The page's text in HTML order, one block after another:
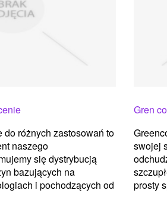
do różnych zastosowań to
naszego
się dystrybucją
bazujących na
i pochodzących od
Gren
swojej
prosty